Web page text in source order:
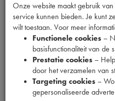
DRIJFSTANG
Model11CV/
Productnummer
Artikelcode
Onze website maakt gebruik
service kunnen bieden. Je kunt
wilt toestaan. Voor meer
Functionele cookies –
basisfunctionaliteit van de
Prestatie cookies –
door het verzamelen van
Targeting cookies –
gepersonaliseerde